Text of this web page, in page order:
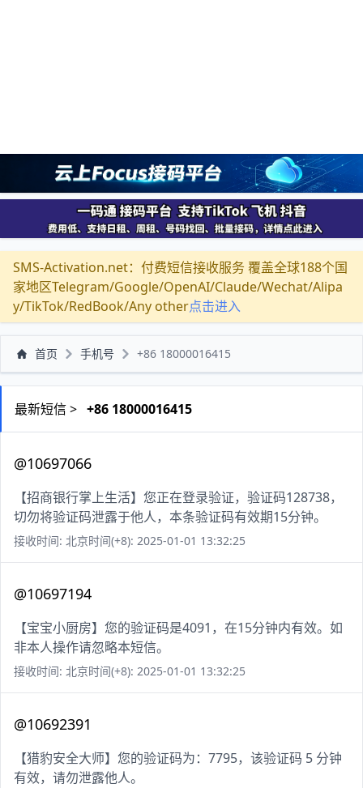
SMS-Activation.net：付费短信接收服务 覆盖全球188个国
家地区Telegram/Google/OpenAI/Claude/Wechat/Alipa
y/TikTok/RedBook/Any other点击进入
首页 手机号 +86 18000016415
最新短信 > +86 18000016415
@10697066
【招商银行掌上生活】您正在登录验证，验证码128738，
切勿将验证码泄露于他人，本条验证码有效期15分钟。
接收时间: 北京时间(+8): 2025-01-01 13:32:25
@10697194
【宝宝小厨房】您的验证码是4091，在15分钟内有效。如
非本人操作请忽略本短信。
接收时间: 北京时间(+8): 2025-01-01 13:32:25
@10692391
【猎豹安全大师】您的验证码为：7795，该验证码 5 分钟
有效，请勿泄露他人。